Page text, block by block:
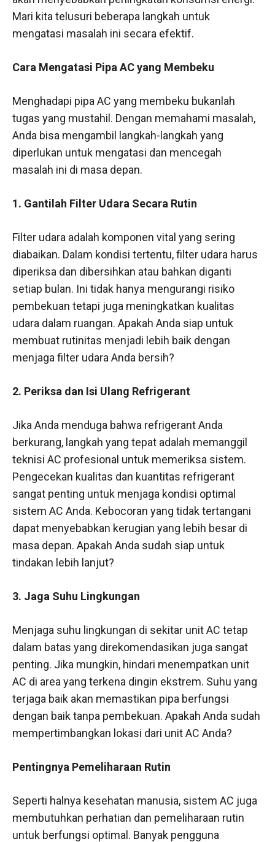
Mari kita telusuri beberapa langkah untuk
mengatasi masalah ini secara efektif.
Cara Mengatasi Pipa AC yang Membeku
Menghadapi pipa AC yang membeku bukanlah
tugas yang mustahil. Dengan memahami masalah,
Anda bisa mengambil langkah-langkah yang
diperlukan untuk mengatasi dan mencegah
masalah ini di masa depan.
1. Gantilah Filter Udara Secara Rutin
Filter udara adalah komponen vital yang sering
diabaikan. Dalam kondisi tertentu, filter udara harus
diperiksa dan dibersihkan atau bahkan diganti
setiap bulan. Ini tidak hanya mengurangi risiko
pembekuan tetapi juga meningkatkan kualitas
udara dalam ruangan. Apakah Anda siap untuk
membuat rutinitas menjadi lebih baik dengan
menjaga filter udara Anda bersih?
2. Periksa dan Isi Ulang Refrigerant
Jika Anda menduga bahwa refrigerant Anda
berkurang, langkah yang tepat adalah memanggil
teknisi AC profesional untuk memeriksa sistem.
Pengecekan kualitas dan kuantitas refrigerant
sangat penting untuk menjaga kondisi optimal
sistem AC Anda. Kebocoran yang tidak tertangani
dapat menyebabkan kerugian yang lebih besar di
masa depan. Apakah Anda sudah siap untuk
tindakan lebih lanjut?
3. Jaga Suhu Lingkungan
Menjaga suhu lingkungan di sekitar unit AC tetap
dalam batas yang direkomendasikan juga sangat
penting. Jika mungkin, hindari menempatkan unit
AC di area yang terkena dingin ekstrem. Suhu yang
terjaga baik akan memastikan pipa berfungsi
dengan baik tanpa pembekuan. Apakah Anda sudah
mempertimbangkan lokasi dari unit AC Anda?
Pentingnya Pemeliharaan Rutin
Seperti halnya kesehatan manusia, sistem AC juga
membutuhkan perhatian dan pemeliharaan rutin
untuk berfungsi optimal. Banyak pengguna